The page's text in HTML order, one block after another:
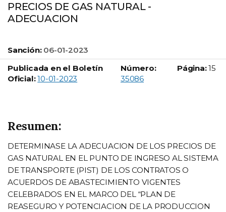
PRECIOS DE GAS NATURAL -
ADECUACION
Sanción: 06-01-2023
Publicada en el Boletín
Oficial: 10-01-2023
Número:
Boletín Oficial número:
35086
Página: 15
Resumen:
DETERMINASE LA ADECUACION DE LOS PRECIOS DE
GAS NATURAL EN EL PUNTO DE INGRESO AL SISTEMA
DE TRANSPORTE (PIST) DE LOS CONTRATOS O
ACUERDOS DE ABASTECIMIENTO VIGENTES
CELEBRADOS EN EL MARCO DEL “PLAN DE
REASEGURO Y POTENCIACION DE LA PRODUCCION